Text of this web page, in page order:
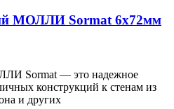
МОЛЛИ Sormat 6х72мм
Sormat — это надежное
конструкций к стенам из
и других